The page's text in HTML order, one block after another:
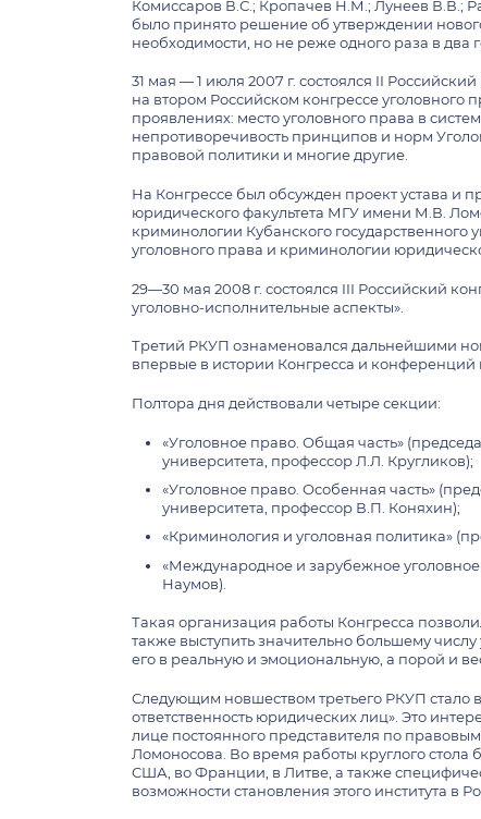
Комиссаров В.С.; Кропачев Н.М.; Лунеев В.В.;
было принято решение об утверждении
необходимости, но не реже одного раза в два
31 мая — 1 июля 2007 г. состоялся II
на втором Российском конгрессе уголовного
проявлениях: место уголовного права в
непротиворечивость принципов и норм
правовой политики и многие другие.
На Конгрессе был обсужден проект устава и
юридического факультета МГУ имени М.В.
криминологии Кубанского
уголовного права и криминологии
29—30 мая 2008 г. состоялся III Российский
уголовно-исполнительные аспекты».
Третий РКУП ознаменовался дальнейшими
впервые в истории Конгресса и
Полтора дня действовали четыре секции:
«Уголовное право. Общая часть»
университета, профессор Л.Л. Кругликов);
«Уголовное право. Особенная часть»
университета, профессор В.П. Коняхин);
«Криминология и уголовная политика»
«Международное и зарубежное
Наумов).
Такая организация работы Конгресса
также выступить значительно большему
его в реальную и эмоциональную, а порой и
Следующим новшеством третьего РКУП стало
ответственность юридических лиц». Это
лице постоянного представителя по
Ломоносова. Во время работы круглого
США, во Франции, в Литве, а также
возможности становления этого института в